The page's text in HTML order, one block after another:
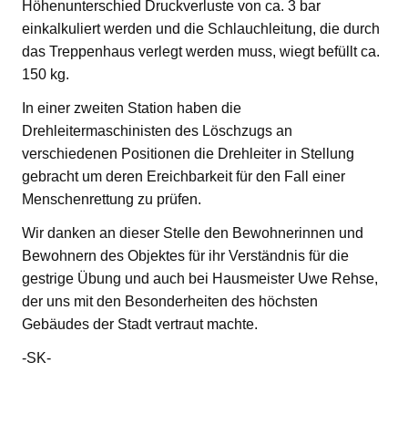
Höhenunterschied Druckverluste von ca. 3 bar
einkalkuliert werden und die Schlauchleitung, die durch
das Treppenhaus verlegt werden muss, wiegt befüllt ca.
150 kg.
In einer zweiten Station haben die
Drehleitermaschinisten des Löschzugs an
verschiedenen Positionen die Drehleiter in Stellung
gebracht um deren Ereichbarkeit für den Fall einer
Menschenrettung zu prüfen.
Wir danken an dieser Stelle den Bewohnerinnen und
Bewohnern des Objektes für ihr Verständnis für die
gestrige Übung und auch bei Hausmeister Uwe Rehse,
der uns mit den Besonderheiten des höchsten
Gebäudes der Stadt vertraut machte.
-SK-